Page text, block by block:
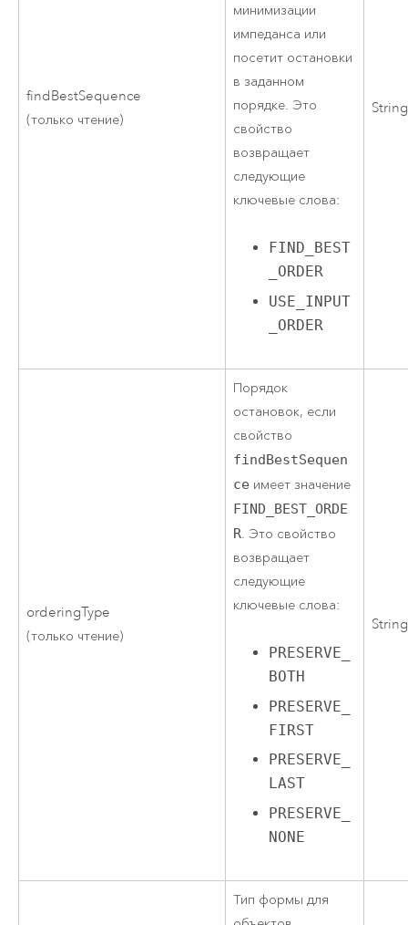
findBestSequence
(только чтение)
минимизации
импеданса или
посетит остановки
в заданном
порядке. Это
свойство
возвращает
следующие
ключевые слова:
FIND_BEST
_ORDER
USE_INPUT
_ORDER
String
orderingType
(только чтение)
Порядок
остановок, если
свойство
findBestSequen
ce имеет значение
FIND_BEST_ORDE
R. Это свойство
возвращает
следующие
ключевые слова:
PRESERVE_
BOTH
PRESERVE_
FIRST
PRESERVE_
LAST
PRESERVE_
NONE
String
Тип формы для